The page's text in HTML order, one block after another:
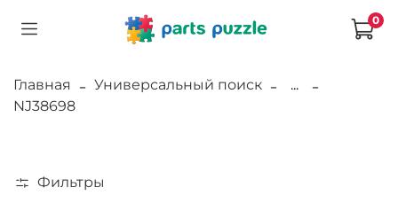
0
Главная Универсальный поиск
...
NJ38698
Фильтры